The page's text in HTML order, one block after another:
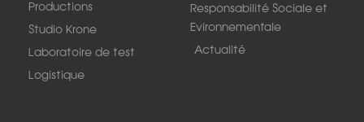
Productions
Studio Krone
Laboratoire de test
Logistique
Responsabilité Sociale et
Evironnementale
Actualité